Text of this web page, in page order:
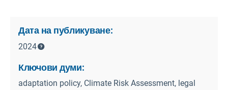
Дата на публикуване:
2024
Ключови думи:
adaptation policy, Climate Risk Assessment, legal